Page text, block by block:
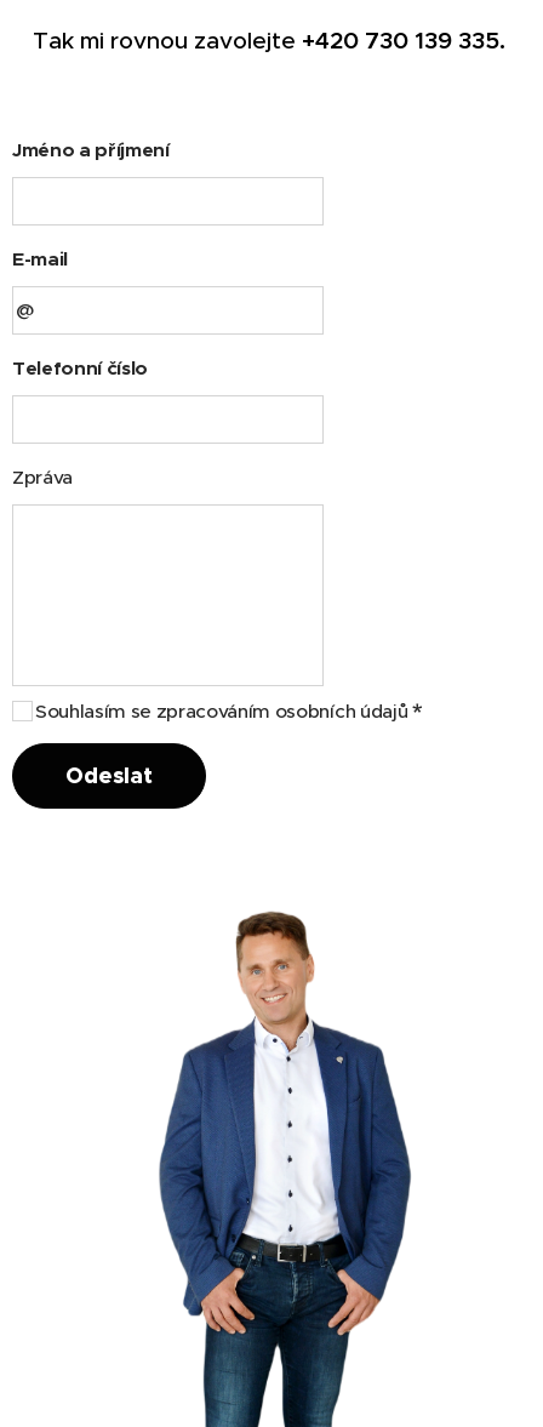
Tak mi rovnou zavolejte +420 730 139 335.
Jméno a příjmení
E-mail
Telefonní číslo
Zpráva
Souhlasím se zpracováním osobních údajů
Odeslat